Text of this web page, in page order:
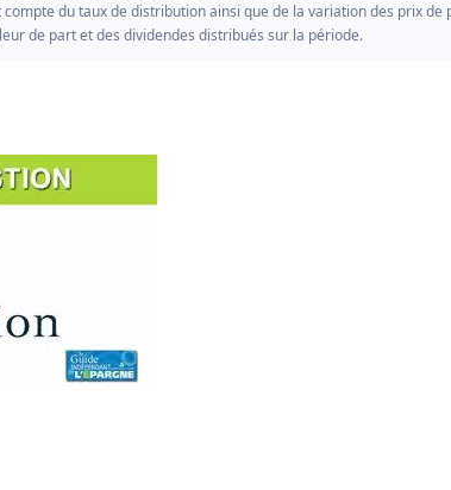
du taux de distribution ainsi que de la variation des prix
de part et des dividendes distribués sur la période.